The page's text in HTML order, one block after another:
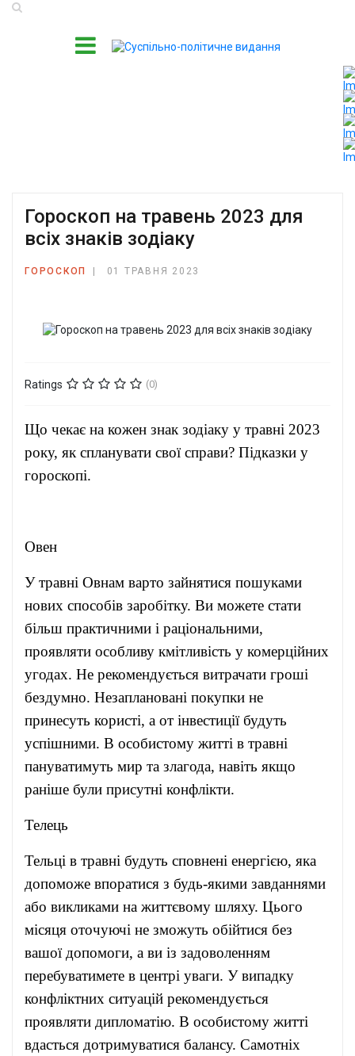
Гороскоп на травень 2023 для
всіх знаків зодіаку
ГОРОСКОП 01 ТРАВНЯ 2023
Ratings (0)
Що чекає на кожен знак зодіаку у травні 2023
року, як спланувати свої справи? Підказки у
гороскопі.
Овен
У травні Овнам варто зайнятися пошуками
нових способів заробітку. Ви можете стати
більш практичними і раціональними,
проявляти особливу кмітливість у комерційних
угодах. Не рекомендується витрачати гроші
бездумно. Незаплановані покупки не
принесуть користі, а от інвестиції будуть
успішними. В особистому житті в травні
пануватимуть мир та злагода, навіть якщо
раніше були присутні конфлікти.
Телець
Тельці в травні будуть сповнені енергією, яка
допоможе впоратися з будь-якими завданнями
або викликами на життєвому шляху. Цього
місяця оточуючі не зможуть обійтися без
вашої допомоги, а ви із задоволенням
перебуватимете в центрі уваги. У випадку
конфліктних ситуацій рекомендується
проявляти дипломатію. В особистому житті
вдасться дотримуватися балансу. Самотніх